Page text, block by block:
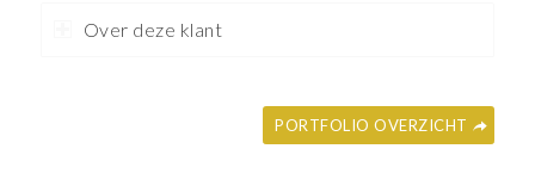
Over deze klant
PORTFOLIO OVERZICHT